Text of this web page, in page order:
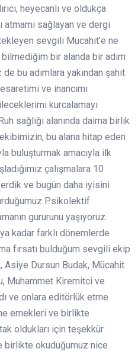
heyecanlı ve oldukça
atmamı sağlayan ve dergi
sevgili Mücahit’e ne
bir alanda bir adım
bu adımlara yakından şahit
ve inancımı
kurcalamayı
sağlığı alanında daima birlik
bu alana hitap eden
buluşturmak amacıyla ilk
çalışmalara 10
ve bugün daha iyisini
Psikolektif
gururunu yaşıyoruz.
kadar farklı dönemlerde
fırsatı bulduğum sevgili ekip
Asiye Dursun Budak, Mücahit
Muhammet Kiremitci ve
ve onlara editörlük etme
emekleri ve birlikte
oldukları için teşekkür
birlikte okuduğumuz nice